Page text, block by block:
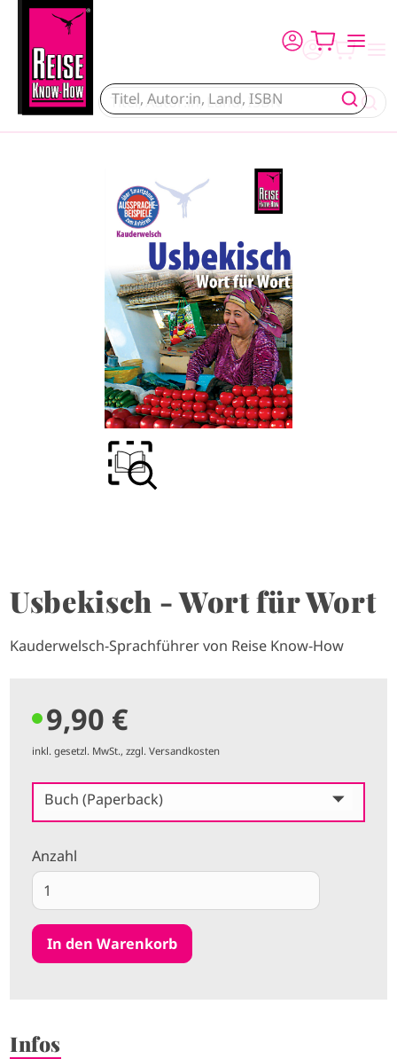
Usbekisch - Wort für Wort
Kauderwelsch-Sprachführer von Reise Know-How
9,90 €
inkl. gesetzl. MwSt., zzgl. Versandkosten
Buch (Paperback)
Anzahl
Infos